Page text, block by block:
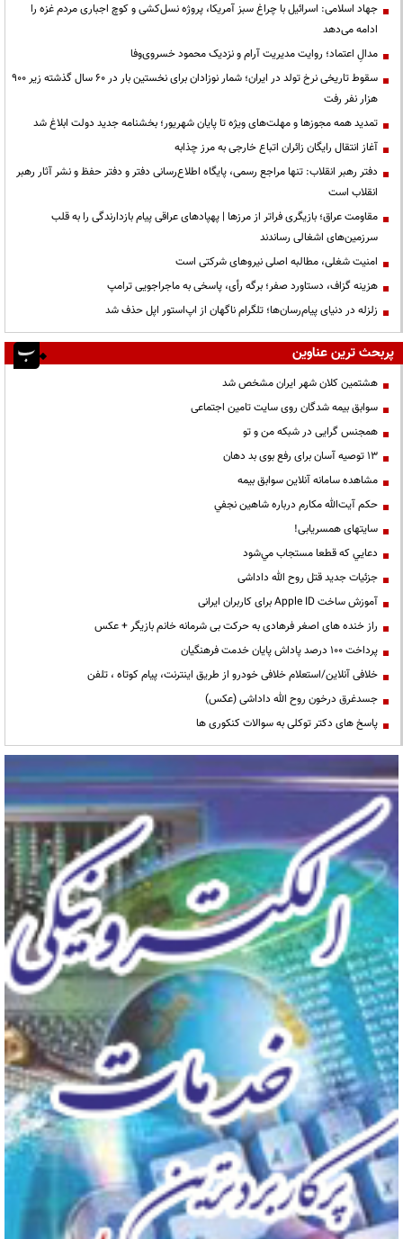
جهاد اسلامی: اسرائیل با چراغ سبز آمریکا، پروژه نسل‌کشی و کوچ اجباری مردم غزه را
ادامه می‌دهد
مدالِ اعتماد؛ روایت مدیریت آرام و نزدیک محمود خسروی‌وفا
سقوط تاریخی نرخ تولد در ایران؛ شمار نوزادان برای نخستین بار در ۶۰ سال گذشته زیر ۹۰۰
هزار نفر رفت
تمدید همه مجوزها و مهلت‌های ویژه تا پایان شهریور؛ بخشنامه جدید دولت ابلاغ شد
آغاز انتقال رایگان زائران اتباع خارجی به مرز چذابه
دفتر رهبر انقلاب: تنها مراجع رسمی، پایگاه اطلاع‌رسانی دفتر و دفتر حفظ و نشر آثار رهبر
انقلاب است
مقاومت عراق؛ بازیگری فراتر از مرزها | پهپادهای عراقی پیام بازدارندگی را به قلب
سرزمین‌های اشغالی رساندند
‌امنیت شغلی، مطالبه اصلی نیروهای شرکتی است
هزینه گزاف، دستاورد صفر؛ برگه رأی، پاسخی به ماجراجویی ترامپ
زلزله در دنیای پیام‌رسان‌ها؛ تلگرام ناگهان از اپ‌استور اپل حذف شد
پربحث ترین عناوین
هشتمین کلان شهر ایران مشخص شد
سوابق بیمه شدگان روی سایت تامین اجتماعی
همجنس گرایی در شبکه من و تو
13 توصیه آسان برای رفع بوی بد دهان
مشاهده سامانه آنلاين سوابق بیمه
حكم آيت‌الله مكارم درباره شاهين نجفي
سایتهای همسریابی!
دعايي كه قطعا مستجاب مي‌شود
جزئیات جدید قتل روح الله داداشی
آموزش ساخت Apple ID برای کاربران ایرانی
راز خنده های اصغر فرهادی به حرکت بی شرمانه خانم بازیگر + عکس
پرداخت ۱۰۰ درصد پاداش پایان خدمت فرهنگیان
خلافی آنلاین/استعلام خلافی خودرو از طریق اینترنت، پیام کوتاه ، تلفن
جسدغرق درخون روح الله داداشی (عکس)
پاسخ های دکتر توکلی به سوالات کنکوری ها